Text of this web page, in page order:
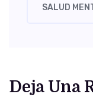
SALUD
Deja Una